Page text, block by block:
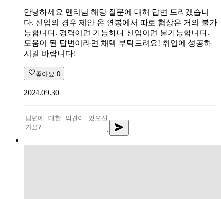
안녕하세요 멘티님 해당 질문에 대해 답변 드리겠습니
다. 신입의 경우 제안 온 연봉에서 따로 협상은 거의 불가
능합니다. 경력이면 가능하나 신입이면 불가능합니다.
도움이 된 답변이라면 채택 부탁드려요! 취업에 성공하
시길 바랍니다!
좋아요 0
2024.09.30